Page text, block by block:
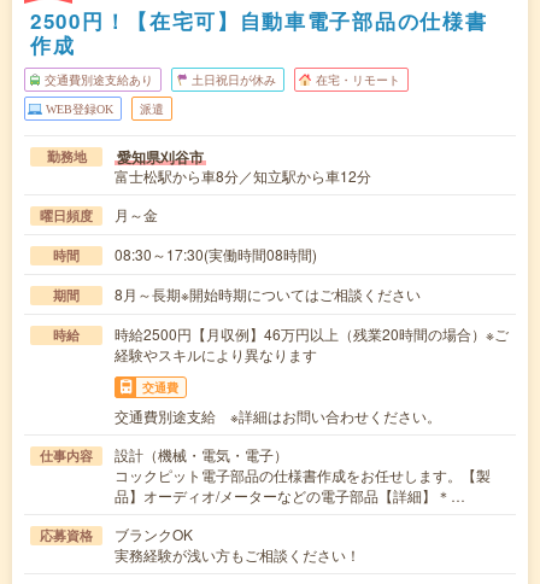
2500円！【在宅可】自動車電子部品の仕様書
作成
交通費別途支給あり 土日祝日が休み 在宅・リモート
WEB登録OK 派遣
勤務地 愛知県刈谷市
富士松駅から車8分／知立駅から車12分
曜日頻度 月～金
時間 08:30～17:30(実働時間08時間)
期間 8月～長期※開始時期についてはご相談ください
時給
時給2500円【月収例】46万円以上（残業20時間の場合）※ご
経験やスキルにより異なります
交通費
交通費別途支給 ※詳細はお問い合わせください。
仕事内容
設計（機械・電気・電子）
コックピット電子部品の仕様書作成をお任せします。【製
品】オーディオ/メーターなどの電子部品【詳細】＊…
応募資格
ブランクOK
実務経験が浅い方もご相談ください！